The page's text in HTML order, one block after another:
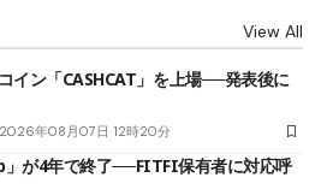
View All
イン「CASHCAT」を上場──発表後に
2026年08月07日 12時20分
が4年で終了──FITFI保有者に対応呼